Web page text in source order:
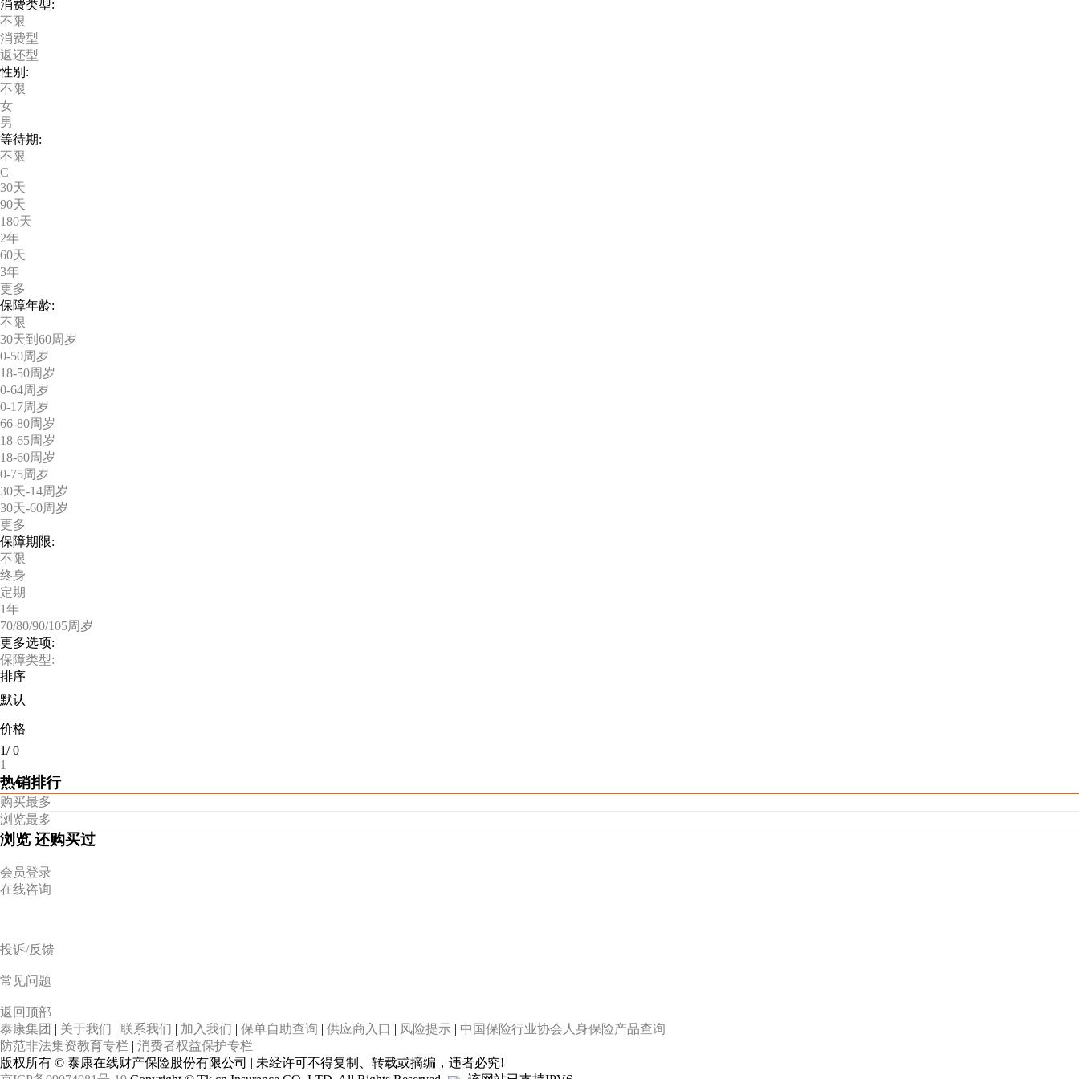
消费类型:
不限
消费型
返还型
性别:
不限
女
男
等待期:
不限
C
30天
90天
180天
2年
60天
3年
更多
保障年龄:
不限
30天到60周岁
0-50周岁
18-50周岁
0-64周岁
0-17周岁
66-80周岁
18-65周岁
18-60周岁
0-75周岁
30天-14周岁
30天-60周岁
更多
保障期限:
不限
终身
定期
1年
70/80/90/105周岁
更多选项:
保障类型:
排序
默认
价格
1/0
1
热销排行
购买最多
浏览最多
浏览 还购买过
会员登录
在线咨询
投诉/反馈
常见问题
返回顶部
泰康集团 | 关于我们 | 联系我们 | 加入我们 | 保单自助查询 | 供应商入口 | 风险提示 | 中国保险行业协会人身保险产品查询
防范非法集资教育专栏 | 消费者权益保护专栏
版权所有 © 泰康在线财产保险股份有限公司 | 未经许可不得复制、转载或摘编，违者必究!